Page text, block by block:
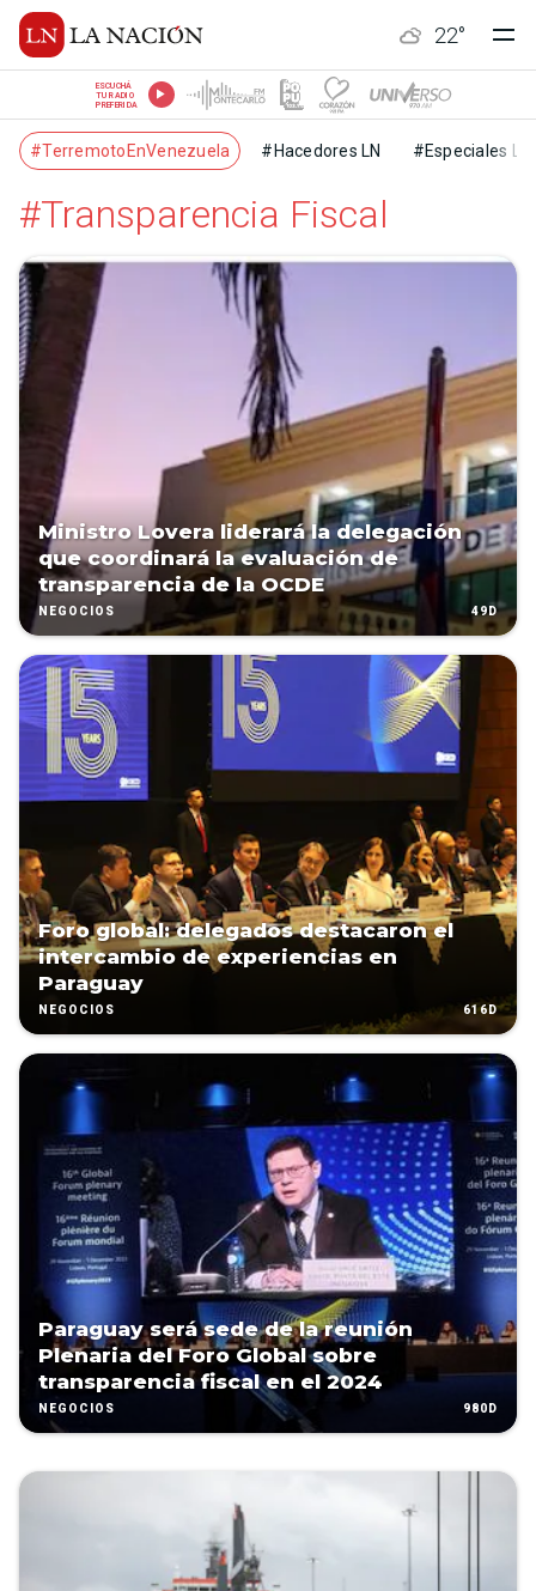
22°
ESCUCHÁ
TU RADIO
PREFERIDA
#TerremotoEnVenezuela #Hacedores LN #Especiales LN
#Transparencia Fiscal
Ministro Lovera liderará la delegación
que coordinará la evaluación de
transparencia de la OCDE
NEGOCIOS 49D
Foro global: delegados destacaron el
intercambio de experiencias en
Paraguay
NEGOCIOS 616D
Paraguay será sede de la reunión
Plenaria del Foro Global sobre
transparencia fiscal en el 2024
NEGOCIOS 980D